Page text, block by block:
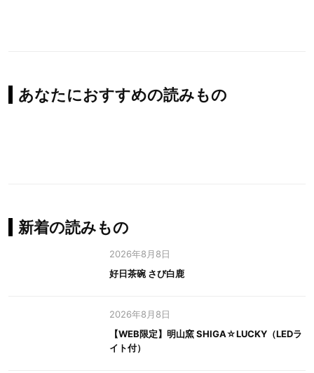
あなたにおすすめの読みもの
新着の読みもの
2026年8月8日
好日茶碗 さび白鹿
2026年8月8日
【WEB限定】明山窯 SHIGA☆LUCKY（LEDラ
イト付）